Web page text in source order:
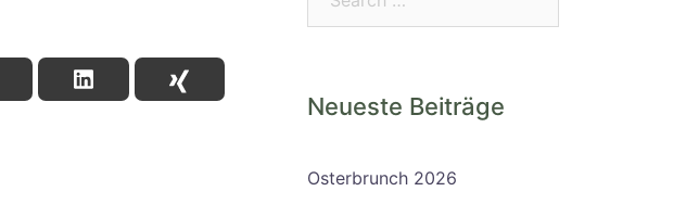
Neueste Beiträge
Osterbrunch 2026